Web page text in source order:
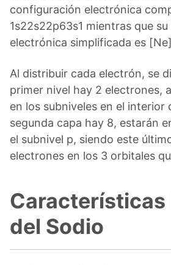
configuración electrónica
1s22s22p63s1 mientras que
electrónica simplificada es
Al distribuir cada electrón, se
primer nivel hay 2 electrones,
en los subniveles en el interior
segunda capa hay 8, estarán
el subnivel p, siendo este
electrones en los 3 orbitales
Características
del Sodio